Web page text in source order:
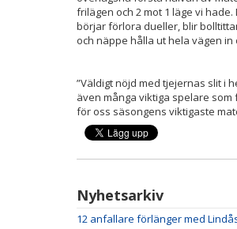
frilägen och 2 mot 1 läge vi
börjar förlora dueller, blir
och näppe hålla ut hela vägen in
”Väldigt nöjd med tjejernas slit i
även många viktiga spelare
för oss säsongens viktigaste
Nyhetsarkiv
12 anfallare förlänger med